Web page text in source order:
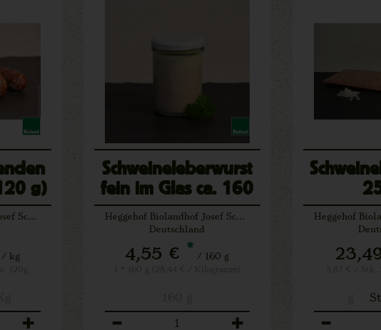
g)
Heggehof Biolandhof Josef Schäfers Lichtenau
/ kg
Schweineleberwurst
fein im Glas ca. 160
g
Heggehof Biolandhof Josef Schäfers Lichtenau
Deutschland
4,55 € * / 160 g